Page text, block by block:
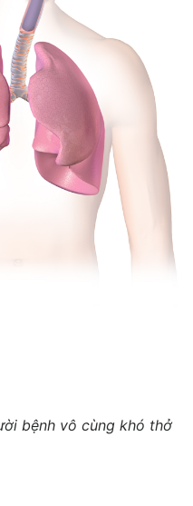
bệnh vô cùng khó thở